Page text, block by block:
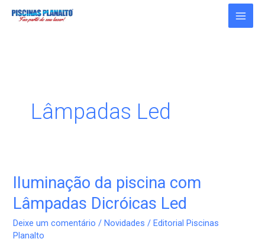
Lâmpadas Led
Iluminação da piscina com
Lâmpadas Dicróicas Led
Deixe um comentário /Novidades /Editorial Piscinas
Planalto
Iluminação
da
piscina
com